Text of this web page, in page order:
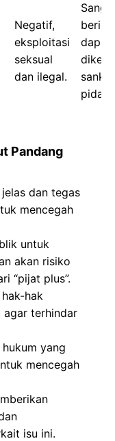
Negatif,
eksploitasi
seksual
dan ilegal.
dapat
sanksi
Pandang
dan tegas
mencegah
untuk
akan risiko
“pijat plus”.
hak
terhindar
yang
mencegah
isu ini.